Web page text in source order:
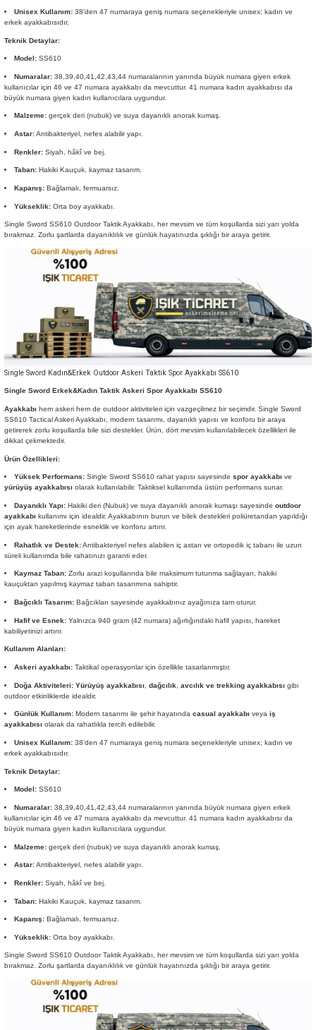
Unisex Kullanım: 38’den 47 numaraya geniş numara seçenekleriyle unisex; kadın ve
erkek ayakkabısıdır.
Teknik Detaylar:
Model: SS610
Numaralar: 38,39,40,41,42,43,44 numaralarının yanında büyük numara giyen erkek
kullanıcılar için 46 ve 47 numara ayakkabı da mevcuttur. 41 numara kadın ayakkabısı da
büyük numara giyen kadın kullanıcılara uygundur.
Malzeme: gerçek deri (nubuk) ve suya dayanıklı anorak kumaş.
Astar:Antibakteriyel, nefes alabilir yapı.
Renkler: Siyah, hâkî ve bej.
Taban: Hakiki Kauçuk, kaymaz tasarım.
Kapanış: Bağlamalı, fermuarsız.
Yükseklik: Orta boy ayakkabı.
Single Sword SS610 Outdoor Taktik Ayakkabı, her mevsim ve tüm koşullarda sizi yarı yolda
bırakmaz. Zorlu şartlarda dayanıklılık ve günlük hayatınızda şıklığı bir araya getirir.
Single Sword Kadın&Erkek Outdoor Askeri Taktik Spor Ayakkabı SS610
Single Sword Erkek&Kadın Taktik Askeri Spor Ayakkabı SS610
Ayakkabı hem askeri hem de outdoor aktiviteleri için vazgeçilmez bir seçimdir. Single Sword
SS610 Tactical Askeri Ayakkabı, modern tasarımı, dayanıklı yapısı ve konforu bir araya
getirerek zorlu koşullarda bile sizi destekler. Ürün, dört mevsim kullanılabilecek özellikleri ile
dikkat çekmektedir.
Ürün Özellikleri:
Yüksek Performans: Single Sword SS610 rahat yapısı sayesindespor ayakkabı ve
yürüyüş ayakkabısı olarak kullanılabilir. Taktiksel kullanımda üstün performans sunar.
Dayanıklı Yapı: Hakiki deri (Nubuk) ve suya dayanıklı anorak kumaşı sayesindeoutdoor
ayakkabı kullanımı için idealdir. Ayakkabının burun ve bilek destekleri poliüretandan yapıldığı
için ayak hareketlerinde esneklik ve konforu artırır.
Rahatlık ve Destek:Antibakteriyel nefes alabilen iç astarı ve ortopedik iç tabanı ile uzun
süreli kullanımda bile rahatınızı garanti eder.
Kaymaz Taban: Zorlu arazi koşullarında bile maksimum tutunma sağlayan, hakiki
kauçuktan yapılmış kaymaz taban tasarımına sahiptir.
Bağcıklı Tasarım: Bağcıkları sayesinde ayakkabınız ayağınıza tam oturur.
Hafif ve Esnek: Yalnızca 940 gram (42 numara) ağırlığındaki hafif yapısı, hareket
kabiliyetinizi artırır.
Kullanım Alanları:
Askeri ayakkabı: Taktikal operasyonlar için özellikle tasarlanmıştır.
Doğa Aktiviteleri: Yürüyüş ayakkabısı ,dağcılık avcılık ve trekking ayakkabısı gibi
outdoor etkinliklerde idealdir.
Günlük Kullanım: Modern tasarımı ile şehir hayatındacasual ayakkabı veyaiş
ayakkabısı olarak da rahatlıkla tercih edilebilir.
Unisex Kullanım: 38’den 47 numaraya geniş numara seçenekleriyle unisex; kadın ve
erkek ayakkabısıdır.
Teknik Detaylar:
Model: SS610
Numaralar: 38,39,40,41,42,43,44 numaralarının yanında büyük numara giyen erkek
kullanıcılar için 46 ve 47 numara ayakkabı da mevcuttur. 41 numara kadın ayakkabısı da
büyük numara giyen kadın kullanıcılara uygundur.
Malzeme: gerçek deri (nubuk) ve suya dayanıklı anorak kumaş.
Astar:Antibakteriyel, nefes alabilir yapı.
Renkler: Siyah, hâkî ve bej.
Taban: Hakiki Kauçuk, kaymaz tasarım.
Kapanış: Bağlamalı, fermuarsız.
Yükseklik: Orta boy ayakkabı.
Single Sword SS610 Outdoor Taktik Ayakkabı, her mevsim ve tüm koşullarda sizi yarı yolda
bırakmaz. Zorlu şartlarda dayanıklılık ve günlük hayatınızda şıklığı bir araya getirir.